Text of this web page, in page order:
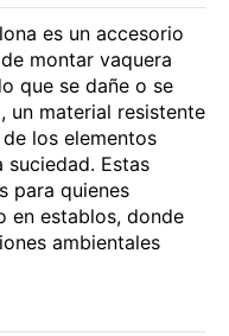
es un accesorio
montar vaquera
que se dañe o se
un material resistente
los elementos
Estas
para quienes
en establos, donde
ambientales